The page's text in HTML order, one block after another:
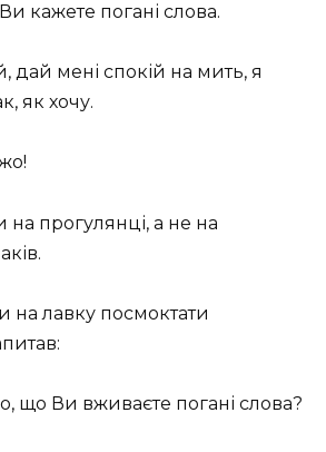
кажете погані слова.
дай мені спокій на мить, я
як хочу.
прогулянці, а не на
на лавку посмоктати
що Ви вживаєте погані слова?